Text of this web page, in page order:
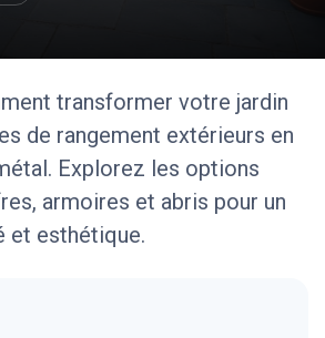
transformer votre jardin
de rangement extérieurs en
Explorez les options
armoires et abris pour un
et esthétique.